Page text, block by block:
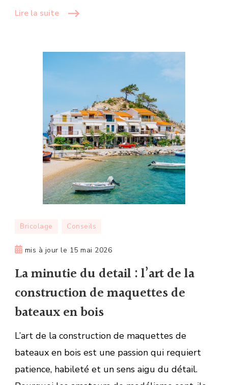
Lire la suite
mis à jour le 15 mai 2026
Bricolage Conseils
La minutie du detail : l’art de la
construction de maquettes de
bateaux en bois
L’art de la construction de maquettes de
bateaux en bois est une passion qui requiert
patience, habileté et un sens aigu du détail.